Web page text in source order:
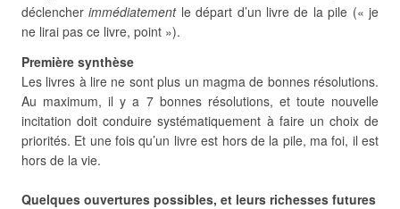
déclencherimmédiatementle départ d’un livre de la pile (« je
ne lirai pas ce livre, point »).
Première synthèse
Les livres à lire ne sont plus un magma de bonnes résolutions.
Au maximum, il y a 7 bonnes résolutions, et toute nouvelle
incitation doit conduire systématiquement à faire un choix de
priorités. Et une fois qu’un livre est hors de la pile, ma foi, il est
hors de la vie.
Quelques ouvertures possibles, et leurs richesses futures